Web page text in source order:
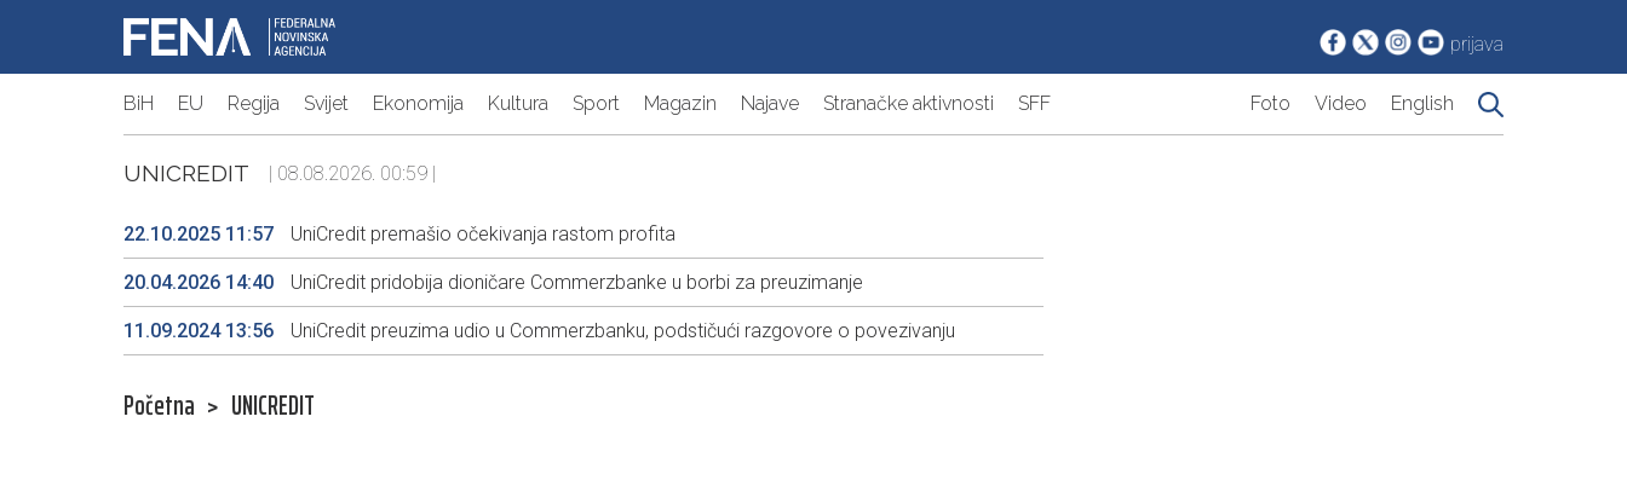
prijava
BiH EU Regija Svijet Ekonomija Kultura Sport Magazin Najave Stranačke aktivnosti SFF Foto Video English
UNICREDIT | 08.08.2026. 00:59 |
22.10.2025 11:57 UniCredit premašio očekivanja rastom profita
20.04.2026 14:40 UniCredit pridobija dioničare Commerzbanke u borbi za preuzimanje
11.09.2024 13:56 UniCredit preuzima udio u Commerzbanku, podstičući razgovore o povezivanju
Početna > UNICREDIT